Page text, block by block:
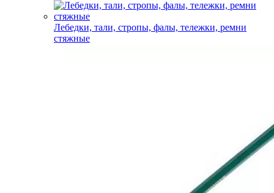
Лебедки, тали, стропы, фалы, тележки, ремни
стяжные